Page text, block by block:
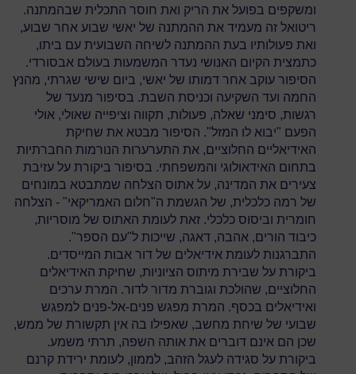
ומשקפים בפועל את הריק ואת חוסר התכלית שבהמתנה.
ריטואל זה מעמיד את ההמתנה של יאשי שבוע אחר שבוע,
ואת פעולותיו בעת ההמתנה לשיחה השבועית עם ביתו,
כתמצית הקיום האנושי נעדר המשמעות בעולם אבסורדי.
הסיפור עוקב אחר דמותו של יאשי, ביום שישי שגרתי, מהנץ
החמה ועד השקיעה וכניסת השבת. בסיפור מנעד של
רגשות, סימני שאלה, פעולות, תקווה וציפייה שאולי, אולי
הפעם "יבוא לו המזל". הסיפור מבטא את שחיקת
האידיאליים החלוציים, את התערערות הנורמות החברתיות
בתחום האידאולוגי והמשפחתי. בסיפור ביקורת על עזיבת
צעירים את המדינה, על אתוס הצלחה שמתבטא במונחים
של רמה כלכלית, של הגשמת ה"חלום האמריקאי" - הצלחה
חומרית וביסוס כלכלי. זאת לעומת האתוס של מוסריות,
כיבוד הורים, אהבה, דאגה, שייכות ל"עם הספר".
התברגנות לעומת אידיאלים של דור אבות המייסדים.
ביקורת על שבירת מיתוס הציוניות, שחיקת האידיאלים
החלוציים, שהולכת וגוברת מדור לדור. המרת ערכים
ואידיאלים בכסף. המרת מפגש פנים-אל-פנים למפגש
שבועי של שיחת מחשב, שאפילו בה אין תקשורת של ממש,
שכן הם אינם דוברים את אותה השפה, תרתי משמע.
ביקורת על סגידה לעגל הזהב, לממון, לעומת ירידת קרנם